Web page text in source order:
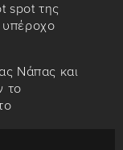
spot της
υπέροχο
Νάπας και
το